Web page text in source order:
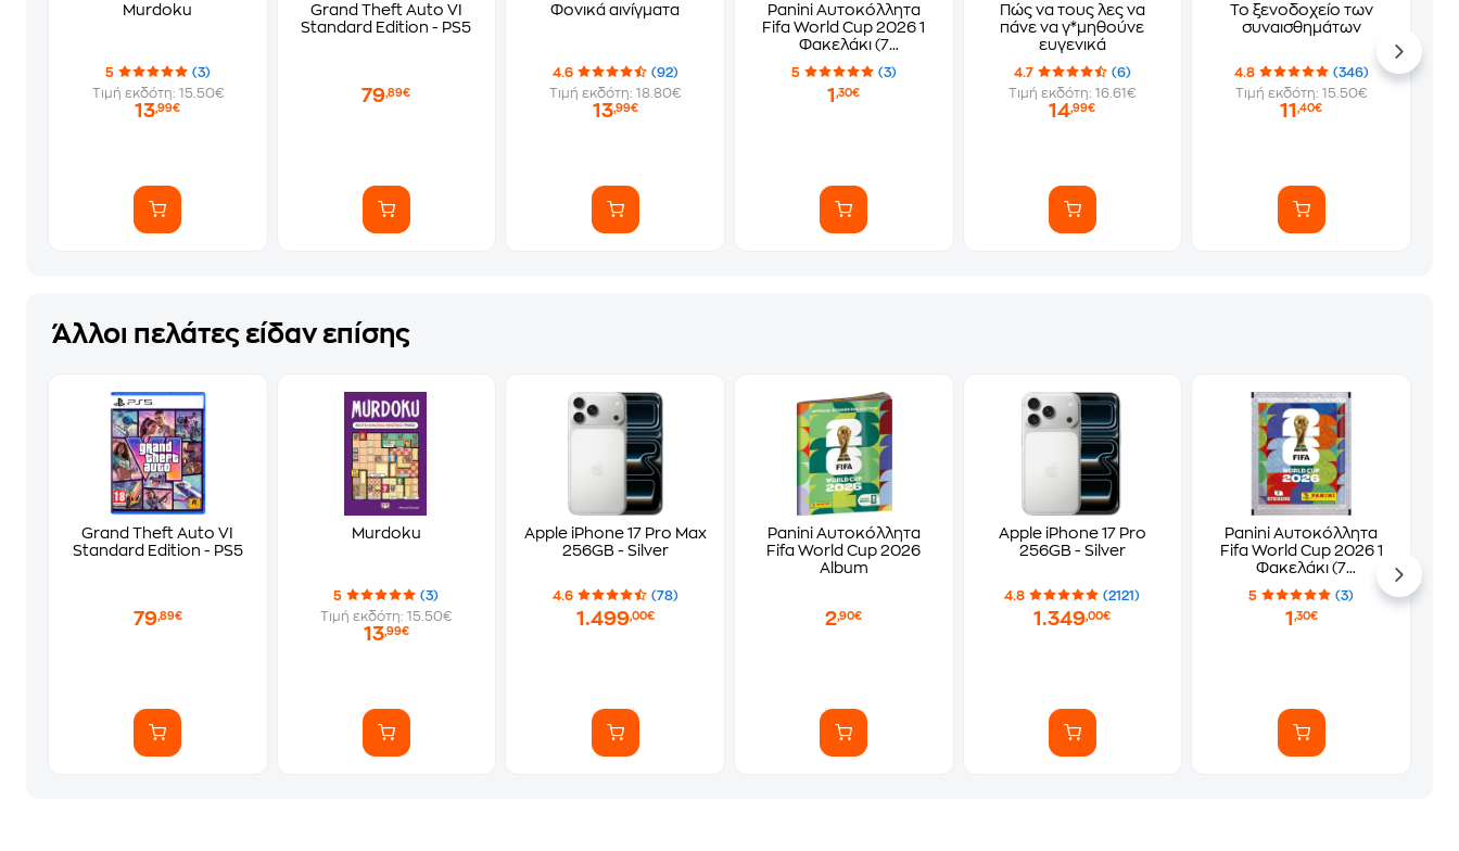
Murdoku
5
(3)
Τιμή εκδότη: 15.50€
13,99€
Grand Theft Auto VI
Standard Edition - PS5
79,89€
Φονικά αινίγματα
4.6
(92)
Τιμή εκδότη: 18.80€
13,99€
Panini Αυτοκόλλητα
Fifa World Cup 2026 1
Φακελάκι (7
Αυτοκόλλητα)
5 (3)
1,30€
Πώς να τους λες να
πάνε να γ*μηθούνε
ευγενικά
4.7
(6)
Τιμή εκδότη: 16.61€
14,99€
Το ξενοδοχείο των
συναισθημάτων
4.8
(346)
Τιμή εκδότη: 15.50€
11,40€
Άλλοι πελάτες είδαν επίσης
Grand Theft Auto VI
Standard Edition - PS5
79,89€
Murdoku
5
(3)
Τιμή εκδότη: 15.50€
13,99€
Apple iPhone 17 Pro Max
256GB - Silver
4.6 (78)
1.499,00€
Panini Αυτοκόλλητα
Fifa World Cup 2026
Album
2,90€
Apple iPhone 17 Pro
256GB - Silver
4.8 (2121)
1.349,00€
Panini Αυτοκόλλητα
Fifa World Cup 2026 1
Φακελάκι (7
Αυτοκόλλητα)
5 (3)
1 ,30€